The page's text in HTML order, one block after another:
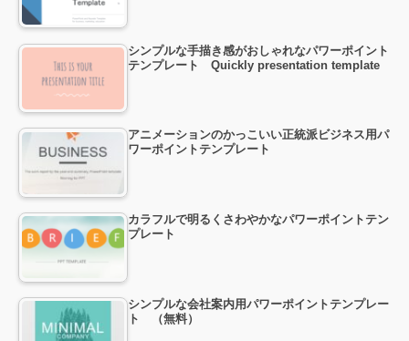
シンプルな手描き感がおしゃれなパワーポイント
テンプレート Quickly presentation template
アニメーションのかっこいい正統派ビジネス用パ
ワーポイントテンプレート
カラフルで明るくさわやかなパワーポイントテン
プレート
シンプルな会社案内用パワーポイントテンプレー
ト （無料）